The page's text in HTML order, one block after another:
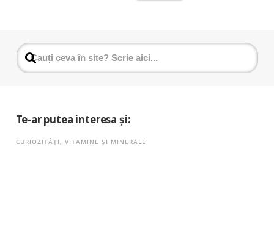
Te-ar putea interesa și:
CURIOZITĂȚI, VITAMINE ȘI MINERALE